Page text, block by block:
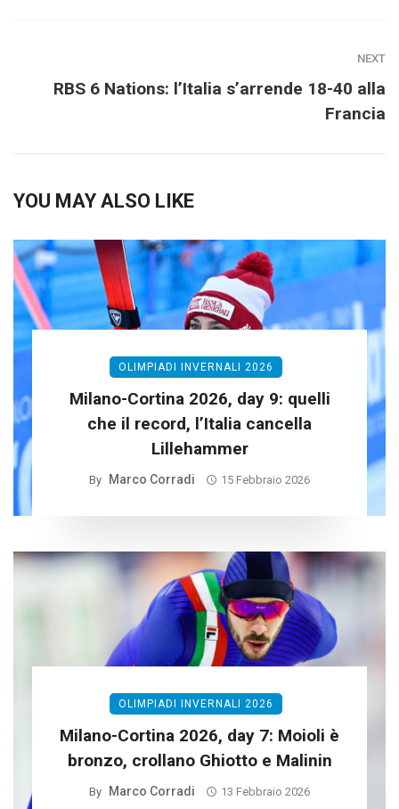
NEXT
RBS 6 Nations: l’Italia s’arrende 18-40 alla
Francia
YOU MAY ALSO LIKE
OLIMPIADI INVERNALI 2026
Milano-Cortina 2026, day 9: quelli
che il record, l’Italia cancella
Lillehammer
By Marco Corradi 15 Febbraio 2026
OLIMPIADI INVERNALI 2026
Milano-Cortina 2026, day 7: Moioli è
bronzo, crollano Ghiotto e Malinin
By Marco Corradi 13 Febbraio 2026